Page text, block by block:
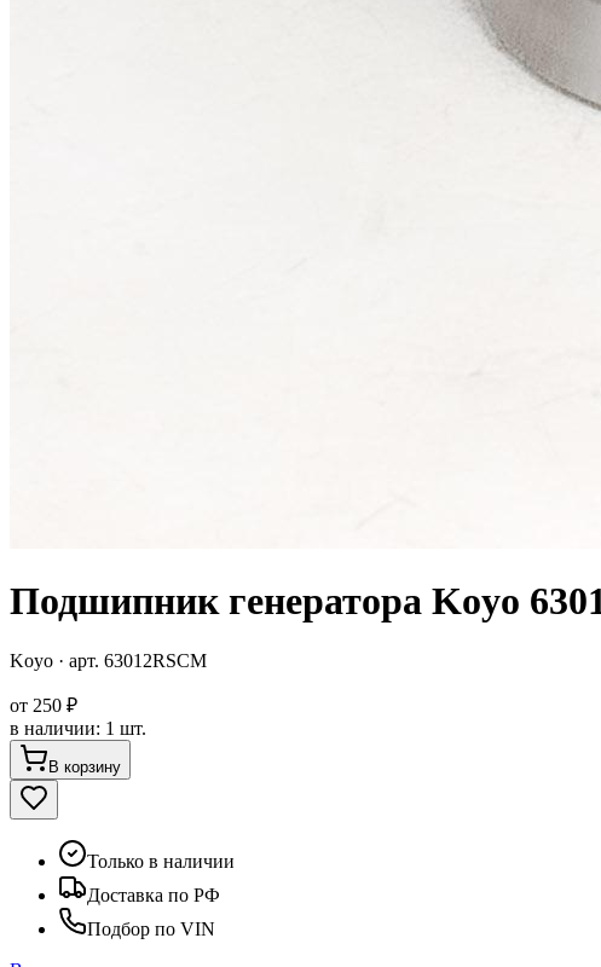
Подшипник генератора Koyo
Koyo · арт. 63012RSCM
от 250 ₽
в наличии: 1 шт.
В корзину
Только в наличии
Доставка по РФ
Подбор по VIN